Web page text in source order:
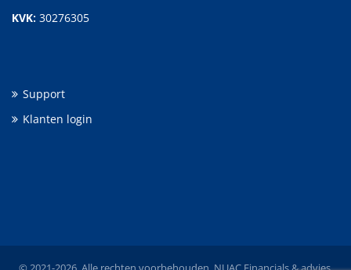
KVK: 30276305
Support
Klanten login